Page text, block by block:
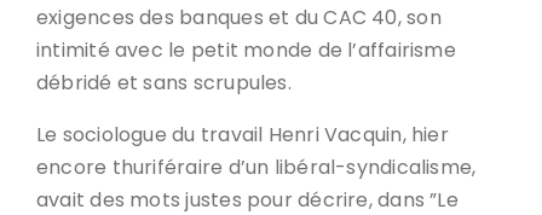
exigences des banques et du CAC 40, son
intimité avec le petit monde de l’affairisme
débridé et sans scrupules.
Le sociologue du travail Henri Vacquin, hier
encore thuriféraire d’un libéral-syndicalisme,
avait des mots justes pour décrire, dans ”Le